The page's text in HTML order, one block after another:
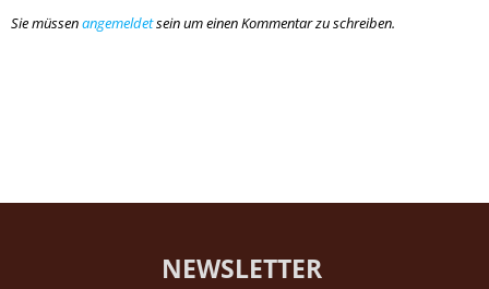
Sie müssenangemeldetsein um einen Kommentar zu schreiben.
NEWSLETTER